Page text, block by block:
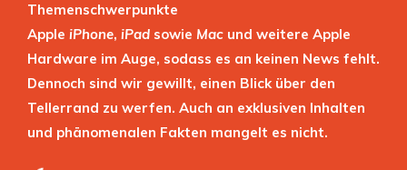
Themenschwerpunkte
Apple iPhone, iPad sowie Mac und weitere Apple
Hardware im Auge, sodass es an keinen News fehlt.
Dennoch sind wir gewillt, einen Blick über den
Tellerrand zu werfen. Auch an exklusiven Inhalten
und phänomenalen Fakten mangelt es nicht.